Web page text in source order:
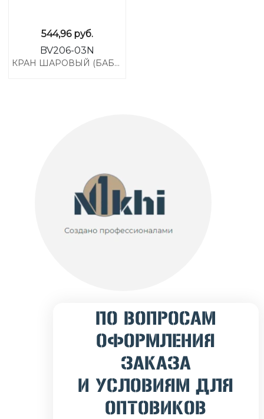
544,96 руб.
BV206-03N
КРАН ШАРОВЫЙ (БАБОЧКА) ДЛЯ МП ТРУБ ,20*20 ЦАНГА
ПО ВОПРОСАМ
ОФОРМЛЕНИЯ
ЗАКАЗА
И УСЛОВИЯМ ДЛЯ
ОПТОВИКОВ